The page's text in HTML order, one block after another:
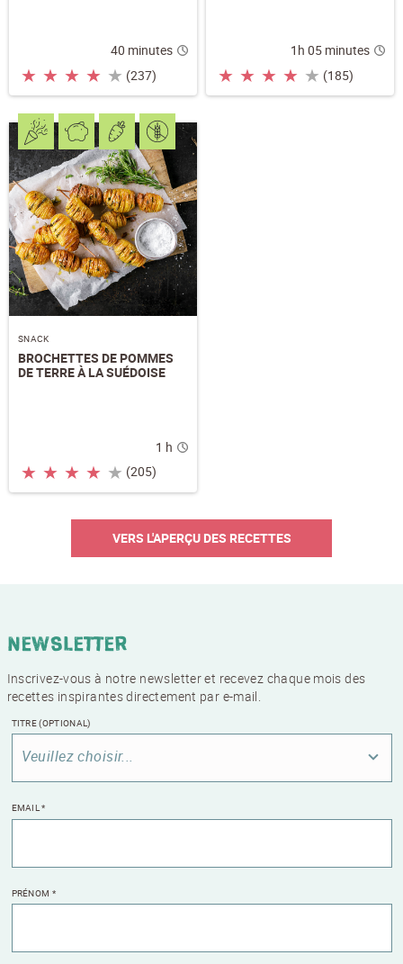
40 minutes
★ ★ ★ ★ ★ (237)
1h 05 minutes
★ ★ ★ ★ ★ (185)
SNACK
BROCHETTES DE POMMES
DE TERRE À LA SUÉDOISE
1 h
★ ★ ★ ★ ★ (205)
VERS L'APERÇU DES RECETTES
Newsletter
Inscrivez-vous à notre newsletter et recevez chaque mois des
recettes inspirantes directement par e-mail.
TITRE(OPTIONAL)
Veuillez choisir...
EMAIL*
PRÉNOM *